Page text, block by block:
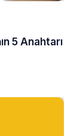
5 Anahtarı